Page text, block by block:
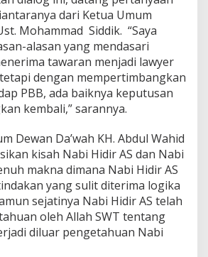
dari Ketua Umum
Mohammad Siddik. “Saya
alasan yang mendasari
tawaran menjadi lawyer
dengan mempertimbangkan
PBB, ada baiknya keputusan
kembali,” sarannya.
Dewan Da’wah KH. Abdul Wahid
kisah Nabi Hidir AS dan Nabi
makna dimana Nabi Hidir AS
yang sulit diterima logika
sejatinya Nabi Hidir AS telah
oleh Allah SWT tentang
diluar pengetahuan Nabi